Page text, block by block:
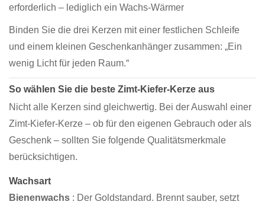
erforderlich – lediglich ein Wachs-Wärmer
Binden Sie die drei Kerzen mit einer festlichen Schleife
und einem kleinen Geschenkanhänger zusammen: „Ein
wenig Licht für jeden Raum.“
So wählen Sie die beste Zimt-Kiefer-Kerze aus
Nicht alle Kerzen sind gleichwertig. Bei der Auswahl einer
Zimt-Kiefer-Kerze – ob für den eigenen Gebrauch oder als
Geschenk – sollten Sie folgende Qualitätsmerkmale
berücksichtigen.
Wachsart
Bienenwachs : Der Goldstandard. Brennt sauber, setzt